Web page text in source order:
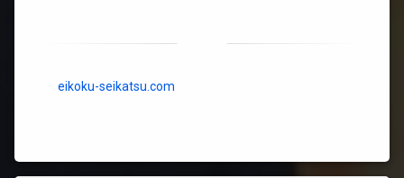
eikoku-seikatsu.com